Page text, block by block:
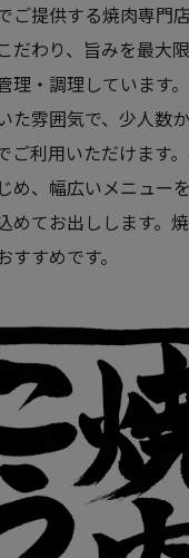
ご提供する焼肉専門
だわり、旨みを最大
理・調理しています
た雰囲気で、少人数
ご利用いただけます
め、幅広いメニュー
めてお出しします。
すすめです。